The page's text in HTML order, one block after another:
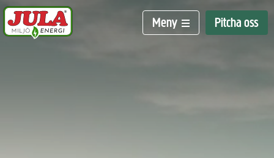
Hoppa till huvudinnehåll
Meny Pitcha oss